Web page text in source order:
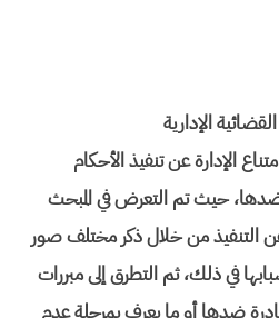
الإدارية
الإدارة عن تنفيذ الأحكام
ضدها، حيث تم التعرض في المبحث
عن التنفيذ من خلال ذكر مختلف صور
في ذلك، ثم التطرق إلى مبررات
ضدها أو ما يعرف بمرحلة عدم